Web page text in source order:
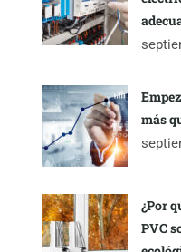
más
¿Por
PVC